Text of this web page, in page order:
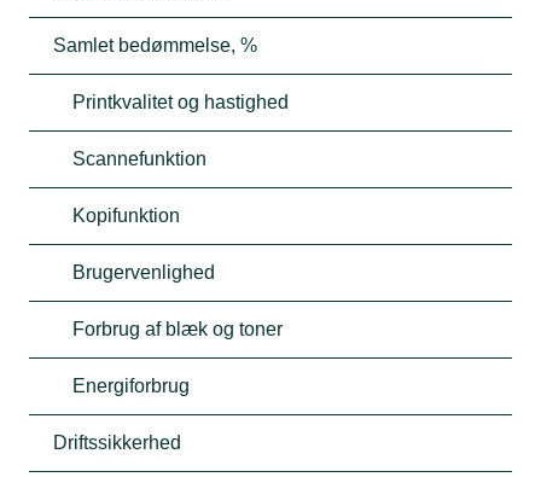
Samlet bedømmelse, %
Printkvalitet og hastighed
Scannefunktion
Kopifunktion
Brugervenlighed
Forbrug af blæk og toner
Energiforbrug
Driftssikkerhed